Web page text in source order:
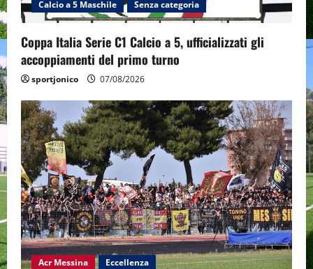
Calcio a 5 Maschile Senza categoria
Coppa Italia Serie C1 Calcio a 5, ufficializzati gli
accoppiamenti del primo turno
sportjonico 07/08/2026
Acr Messina Eccellenza